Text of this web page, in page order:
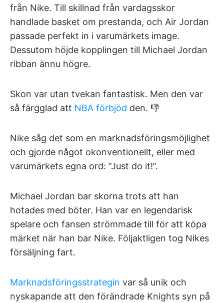
från Nike. Till skillnad från vardagsskor
handlade basket om prestanda, och Air Jordan
passade perfekt in i varumärkets image.
Dessutom höjde kopplingen till Michael Jordan
ribban ännu högre.
Skon var utan tvekan fantastisk. Men den var
så färgglad att NBA förbjöd den. 👎
Nike såg det som en marknadsföringsmöjlighet
och gjorde något okonventionellt, eller med
varumärkets egna ord: ”Just do it!”.
Michael Jordan bar skorna trots att han
hotades med böter. Han var en legendarisk
spelare och fansen strömmade till för att köpa
märket när han bar Nike. Följaktligen tog Nikes
försäljning fart.
Marknadsföringsstrategin var så unik och
nyskapande att den förändrade Knights syn på